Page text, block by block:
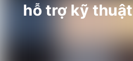
hỗ trợ kỹ thuật